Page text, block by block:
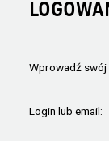
Wprowadź swój
Login lub email: